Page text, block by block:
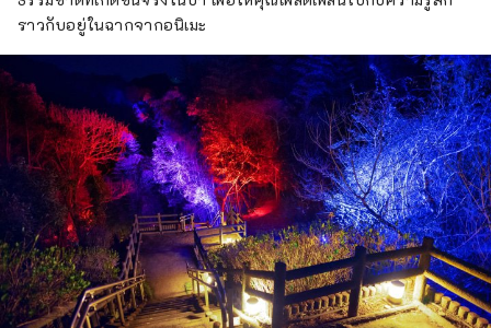
ราวกับอยู่ในฉากจากอนิเมะ